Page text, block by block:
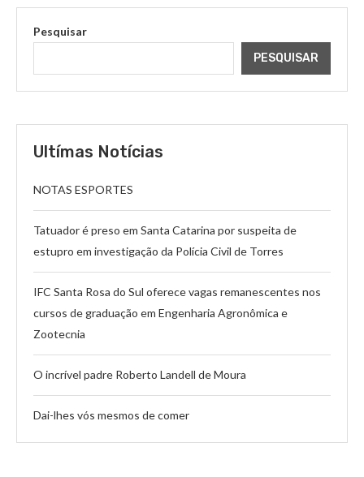
Pesquisar
PESQUISAR
Ultímas Notícias
NOTAS ESPORTES
Tatuador é preso em Santa Catarina por suspeita de
estupro em investigação da Polícia Civil de Torres
IFC Santa Rosa do Sul oferece vagas remanescentes nos
cursos de graduação em Engenharia Agronômica e
Zootecnia
O incrível padre Roberto Landell de Moura
Dai-lhes vós mesmos de comer